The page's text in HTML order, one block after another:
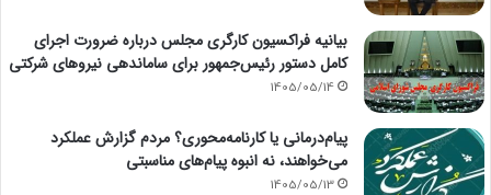
بیانیه فراکسیون کارگری مجلس درباره ضرورت اجرای
کامل دستور رئیس‌جمهور برای ساماندهی نیروهای شرکتی
1405/05/14
پیام‌درمانی یا کارنامه‌محوری؟ مردم گزارش عملکرد
می‌خواهند، نه انبوه پیام‌های مناسبتی
1405/05/13